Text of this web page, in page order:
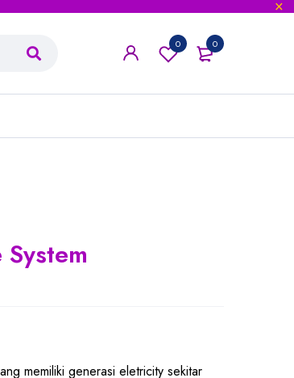
0
0
memiliki generasi eletricity sekitar